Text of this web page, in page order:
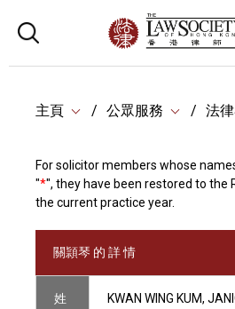
主頁 公眾服務 法
For solicitor members whose
"*", they have been restored to the
the current practice year.
關頴琴 的 詳 情
姓
KWAN WING KUM,